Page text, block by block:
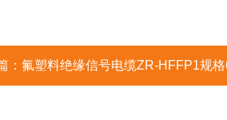
： 氟塑料绝缘信号电缆ZR-HFFP1规